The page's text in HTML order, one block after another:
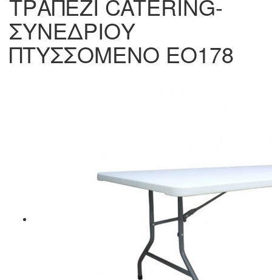
ΤΡΑΠΕΖΙ CATERING-
ΣΥΝΕΔΡΙΟΥ
ΠΤΥΣΣΟΜΕΝΟ ΕΟ178